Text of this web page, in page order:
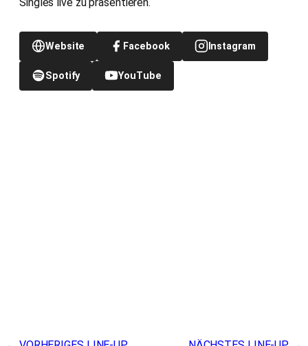
Website Facebook Instagram
Spotify YouTube